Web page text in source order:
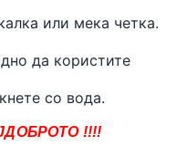
или мека четка.
да користите
со вода.
!!!!